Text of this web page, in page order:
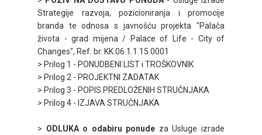
Strategije razvoja, pozicioniranja i promocije
branda te odnosa s javnošću projekta "Palača
života - grad mijena / Palace of Life - City of
Changes", Ref. br. KK.06.1.1.15.0001
> Prilog 1 - PONUDBENI LIST i TROŠKOVNIK
> Prilog 2 - PROJEKTNI ZADATAK
> Prilog 3 - POPIS PREDLOŽENIH STRUČNJAKA
> Prilog 4 - IZJAVA STRUČNJAKA
> ODLUKA o odabiru ponude za Usluge izrade